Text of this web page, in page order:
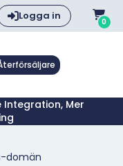
Logga in 0
Integration, Mer
domän